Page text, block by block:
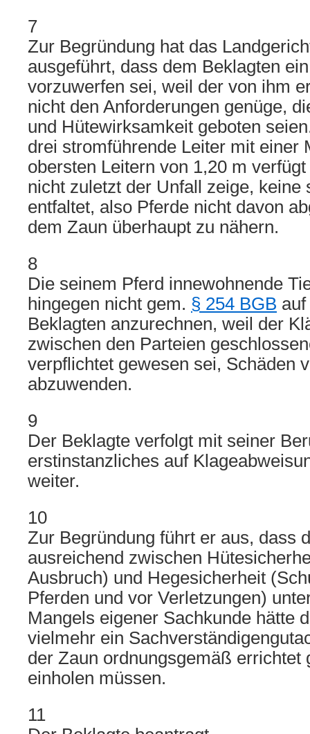
7
Zur Begründung hat das
ausgeführt, dass dem Beklagten
vorzuwerfen sei, weil der von ihm
nicht den Anforderungen genüge,
und Hütewirksamkeit geboten
drei stromführende Leiter mit einer
obersten Leitern von 1,20 m
nicht zuletzt der Unfall zeige, keine
entfaltet, also Pferde nicht davon
dem Zaun überhaupt zu nähern.
8
Die seinem Pferd innewohnende
hingegen nicht gem. § 254 BGB
Beklagten anzurechnen, weil der
zwischen den Parteien
verpflichtet gewesen sei, Schäden
abzuwenden.
9
Der Beklagte verfolgt mit seiner
erstinstanzliches auf
weiter.
10
Zur Begründung führt er aus, dass
ausreichend zwischen
Ausbruch) und Hegesicherheit
Pferden und vor Verletzungen)
Mangels eigener Sachkunde hätte
vielmehr ein
der Zaun ordnungsgemäß errichtet
einholen müssen.
11